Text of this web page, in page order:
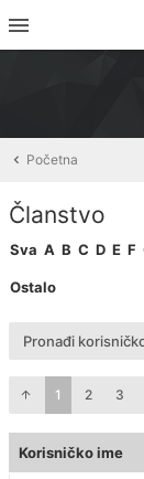
Početna
Članstvo
Sva A B C D E F
Ostalo
Pronađi
1 2 3
Korisničko ime